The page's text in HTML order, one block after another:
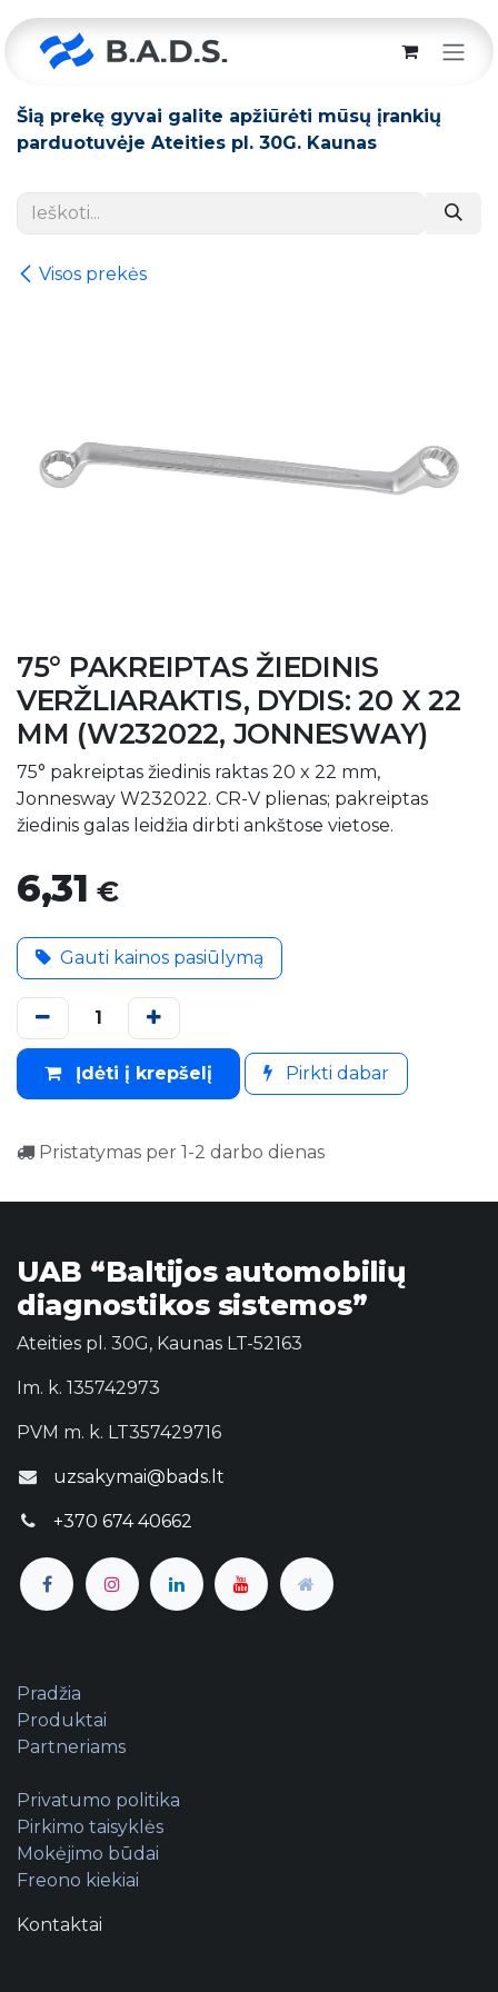
Šią prekę gyvai galite apžiūrėti mūsų įrankių
parduotuvėje Ateities pl. 30G. Kaunas
Visos prekės
75° PAKREIPTAS ŽIEDINIS
VERŽLIARAKTIS, DYDIS: 20 X 22
MM (W232022, JONNESWAY)
75° pakreiptas žiedinis raktas 20 x 22 mm,
Jonnesway W232022. CR-V plienas; pakreiptas
žiedinis galas leidžia dirbti ankštose vietose.
6,31 €
Gauti kainos pasiūlymą
Įdėti į krepšelį Pirkti dabar
Pristatymas per 1-2 darbo dienas
UAB “Baltijos automobilių
diagnostikos sistemos”
Ateities pl. 30G, Kaunas LT-52163
Im. k. 135742973
PVM m. k. LT357429716
uzsakymai@bads.lt
+370 674 40662
Pradžia
Produktai
Partneriams
Privatumo politika
Pirkimo taisyklės
Mokėjimo būdai
Freono kiekiai
Kontaktai